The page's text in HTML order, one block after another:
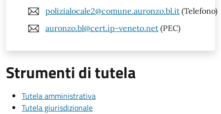
polizialocale2@comune.auronzo.bl.it (Telefono)
auronzo.bl@cert.ip-veneto.net (PEC)
Strumenti di tutela
Tutela amministrativa
Tutela giurisdizionale